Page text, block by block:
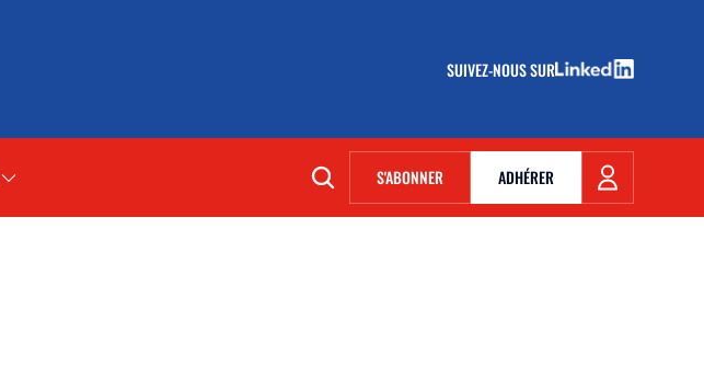
SUIVEZ-NOUS SUR
(NOUVELLE FENÊTRE)
S'ABONNER(NOUVELLE FENÊTRE)
ADHÉRER